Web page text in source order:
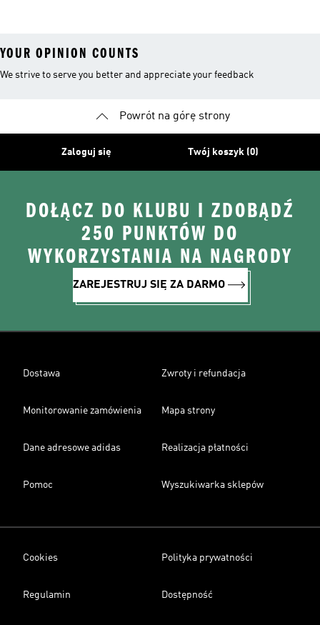
YOUR OPINION COUNTS
We strive to serve you better and appreciate your feedback
Powrót na górę strony
Zaloguj się Twój koszyk (0)
DOŁĄCZ DO KLUBU I ZDOBĄDŹ
250 PUNKTÓW DO
WYKORZYSTANIA NA NAGRODY
ZAREJESTRUJ SIĘ ZA DARMO
Dostawa Zwroty i refundacja
Monitorowanie zamówienia Mapa strony
Dane adresowe adidas Realizacja płatności
Pomoc Wyszukiwarka sklepów
Cookies Polityka prywatności
Regulamin Dostępność